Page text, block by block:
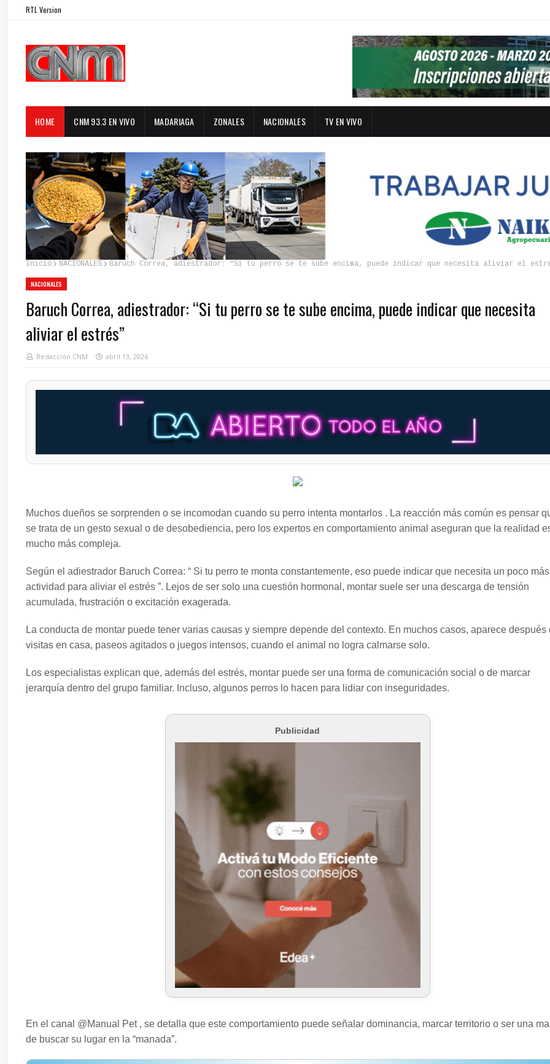
RTL Version
HOME CNM 93.3 EN VIVO MADARIAGA ZONALES NACIONALES TV EN VIVO
Inicio NACIONALES Baruch Correa, adiestrador: “Si tu perro se te sube encima, puede indicar que necesita aliviar el
NACIONALES
Baruch Correa, adiestrador: “Si tu perro se te sube encima, puede indicar que necesita
aliviar el estrés”
Redacción CNM abril 13, 2026
Muchos dueños se sorprenden o se incomodan cuando su perro intenta montarlos . La reacción más común es pensar
se trata de un gesto sexual o de desobediencia, pero los expertos en comportamiento animal aseguran que la realidad
mucho más compleja.
Según el adiestrador Baruch Correa: “ Si tu perro te monta constantemente, eso puede indicar que necesita un poco
actividad para aliviar el estrés ”. Lejos de ser solo una cuestión hormonal, montar suele ser una descarga de tensión
acumulada, frustración o excitación exagerada.
La conducta de montar puede tener varias causas y siempre depende del contexto. En muchos casos, aparece después
visitas en casa, paseos agitados o juegos intensos, cuando el animal no logra calmarse solo.
Los especialistas explican que, además del estrés, montar puede ser una forma de comunicación social o de marcar
jerarquía dentro del grupo familiar. Incluso, algunos perros lo hacen para lidiar con inseguridades.
Publicidad
En el canal @Manual Pet , se detalla que este comportamiento puede señalar dominancia, marcar territorio o ser una
de buscar su lugar en la “manada”.